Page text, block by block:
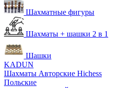
Шахматные фигуры
Шахматы + шашки 2 в 1
Шашки
KADUN
Шахматы Авторские Hichess
Польские